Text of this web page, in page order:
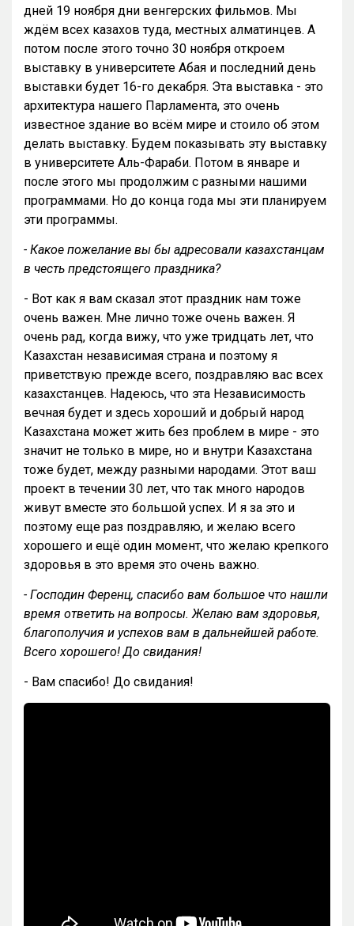
дней 19 ноября дни венгерских фильмов. Мы
ждём всех казахов туда, местных алматинцев. А
потом после этого точно 30 ноября откроем
выставку в университете Абая и последний день
выставки будет 16-го декабря. Эта выставка - это
архитектура нашего Парламента, это очень
известное здание во всём мире и стоило об этом
делать выставку. Будем показывать эту выставку
в университете Аль-Фараби. Потом в январе и
после этого мы продолжим с разными нашими
программами. Но до конца года мы эти планируем
эти программы.
- Какое пожелание вы бы адресовали казахстанцам
в честь предстоящего праздника?
- Вот как я вам сказал этот праздник нам тоже
очень важен. Мне лично тоже очень важен. Я
очень рад, когда вижу, что уже тридцать лет, что
Казахстан независимая страна и поэтому я
приветствую прежде всего, поздравляю вас всех
казахстанцев. Надеюсь, что эта Независимость
вечная будет и здесь хороший и добрый народ
Казахстана может жить без проблем в мире - это
значит не только в мире, но и внутри Казахстана
тоже будет, между разными народами. Этот ваш
проект в течении 30 лет, что так много народов
живут вместе это большой успех. И я за это и
поэтому еще раз поздравляю, и желаю всего
хорошего и ещё один момент, что желаю крепкого
здоровья в это время это очень важно.
- Господин Ференц, спасибо вам большое что нашли
время ответить на вопросы. Желаю вам здоровья,
благополучия и успехов вам в дальнейшей работе.
Всего хорошего! До свидания!
- Вам спасибо! До свидания!